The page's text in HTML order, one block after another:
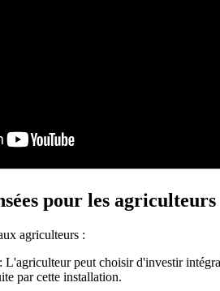
pour les agriculteurs
agriculteurs :
: L'agriculteur peut choisir d'investir
par cette installation.